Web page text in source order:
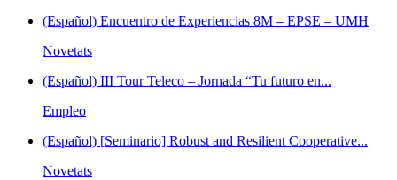
(Español) Encuentro de Experiencias 8M – EPSE – UMH
Novetats
(Español) III Tour Teleco – Jornada “Tu futuro en...
Empleo
(Español) [Seminario] Robust and Resilient Cooperative...
Novetats